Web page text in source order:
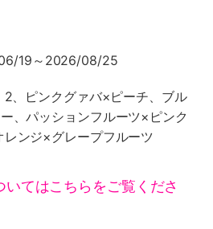
19～2026/08/25
、ピンクグァバ×ピーチ、ブル
、パッションフルーツ×ピンク
ンジ×グレープフルーツ
てはこちらをご覧くださ